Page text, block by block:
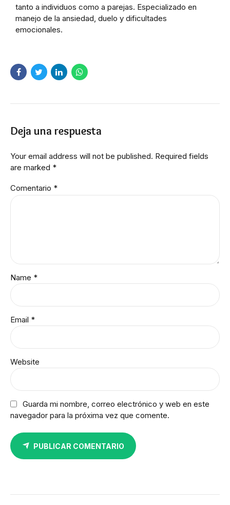
tanto a individuos como a parejas. Especializado en
manejo de la ansiedad, duelo y dificultades
emocionales.
Deja una respuesta
Your email address will not be published. Required fields
are marked *
Comentario *
Name *
Email *
Website
Guarda mi nombre, correo electrónico y web en este
navegador para la próxima vez que comente.
PUBLICAR COMENTARIO